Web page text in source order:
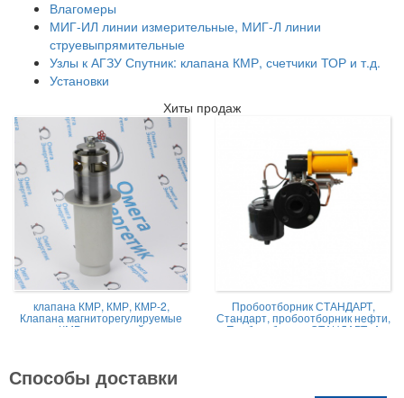
Влагомеры
МИГ-ИЛ линии измерительные, МИГ-Л линии
струевыпрямительные
Узлы к АГЗУ Спутник: клапана КМР, счетчики ТОР и т.д.
Установки
Хиты продаж
клапана КМР, КМР, КМР-2,
Клапана магниторегулируемые
КМР жидкостной
Пробоотборник СТАНДАРТ,
Стандарт, пробоотборник нефти,
Пробоотборник СТАНДАРТ -А
Способы доставки